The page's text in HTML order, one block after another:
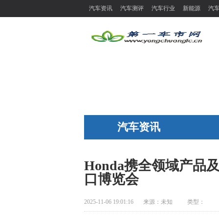
汽车资讯 汽车测评 汽车行业 新能源 汽
汽车资讯
Honda携全领域产品
口博览会
2025-11-06 19:01:16 来源： 未知 类型：